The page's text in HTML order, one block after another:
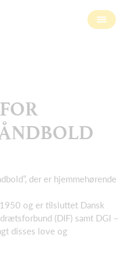
der er hjemmehørende
og er tilsluttet Dansk
(DIF) samt DGI –
disses love og